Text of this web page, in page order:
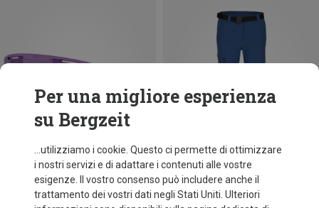
+10
fino a 34%
Per una migliore esperienza
su Bergzeit
...utilizziamo i cookie. Questo ci permette di ottimizzare
i nostri servizi e di adattare i contenuti alle vostre
esigenze. Il vostro consenso può includere anche il
trattamento dei vostri dati negli Stati Uniti. Ulteriori